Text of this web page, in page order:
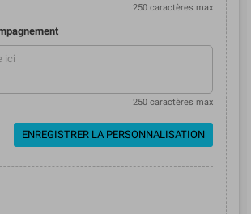
250 caractères max
250 caractères max
ENREGISTRER LA PERSONNALISATION